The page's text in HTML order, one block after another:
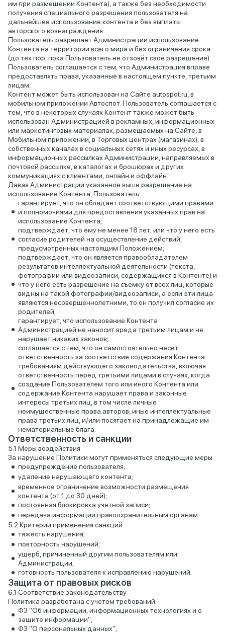
им при размещении Контента), а также без необходимости
получения специального разрешения пользователя на
дальнейшее использование контента и без выплаты
авторского вознаграждения.
Пользователь разрешает Администрации использование
Контента на территории всего мира и без ограничения срока
(до тех пор, пока Пользователь не отзовёт свое разрешение).
Пользователь соглашается с тем, что Администрация вправе
предоставлять права, указанные в настоящем пункте, третьим
лицам.
Контент может быть использован на Сайте autospot.ru, в
мобильном приложении Автоспот. Пользователь соглашается с
тем, что в некоторых случаях Контент также может быть
использован Администрацией в рекламных, информационных
или маркетинговых материалах, размещаемых на Сайте, в
Мобильном приложении, в Торговых центрах (магазинах), в
собственных каналах в социальных сетях и иных ресурсах, в
информационных рассылках Администрации, направляемых в
почтовой рассылке, в каталогах и брошюрах и других
коммуникациях с клиентами, онлайн и оффлайн.
Давая Администрации указанное выше разрешение на
использование Контента, Пользователь:
гарантирует, что он обладает соответствующими правами
и полномочиями для предоставления указанных прав на
использование Контента;
подтверждает, что ему не менее 18 лет, или что у него есть
согласие родителей на осуществление действий,
предусмотренных настоящим Положением;
подтверждает, что он является правообладателем
результатов интеллектуальной деятельности (текста,
фотографии или видеозаписи, содержащихся в Контенте) и
что у него есть разрешение на съемку от всех лиц, которые
видны на такой фотографии/видеозаписи, а если эти лица
являются несовершеннолетними, то он получил согласие их
родителей;
гарантирует, что использование Контента
Администрацией не наносит вреда третьим лицам и не
нарушает никаких законов;
соглашается с тем, что он самостоятельно несет
ответственность за соответствие содержания Контента
требованиям действующего законодательства, включая
ответственность перед третьими лицами в случаях, когда
создание Пользователем того или иного Контента или
содержание Контента нарушает права и законные
интересы третьих лиц, в том числе личные
неимущественные права авторов, иные интеллектуальные
права третьих лиц, и/или посягает на принадлежащие им
нематериальные блага.
Ответственность и санкции
Меры воздействия
За нарушение Политики могут применяться следующие меры:
предупреждение пользователя;
удаление нарушающего контента;
временное ограничение возможности размещения
контента (от 1 до 30 дней);
постоянная блокировка учетной записи;
передача информации правоохранительным органам.
Критерии применения санкций
тяжесть нарушения;
повторность нарушений;
ущерб, причиненный другим пользователям или
Администрации;
готовность пользователя к исправлению нарушений.
Защита от правовых рисков
Соответствие законодательству
Политика разработана с учетом требований:
ФЗ "Об информации, информационных технологиях и о
защите информации";
ФЗ "О персональных данных";